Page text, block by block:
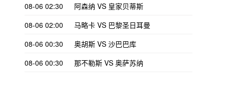
08-06 02:30
阿森纳 VS 皇家贝蒂斯
08-06 02:00
马略卡 VS 巴黎圣日耳曼
08-06 00:30
奥胡斯 VS 沙巴巴库
08-06 00:30
那不勒斯 VS 奥萨苏纳